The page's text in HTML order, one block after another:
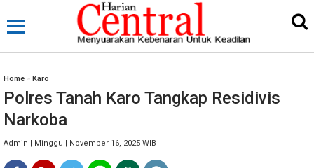
Home » Karo
Polres Tanah Karo Tangkap Residivis
Narkoba
Admin | Minggu | November 16, 2025 WIB